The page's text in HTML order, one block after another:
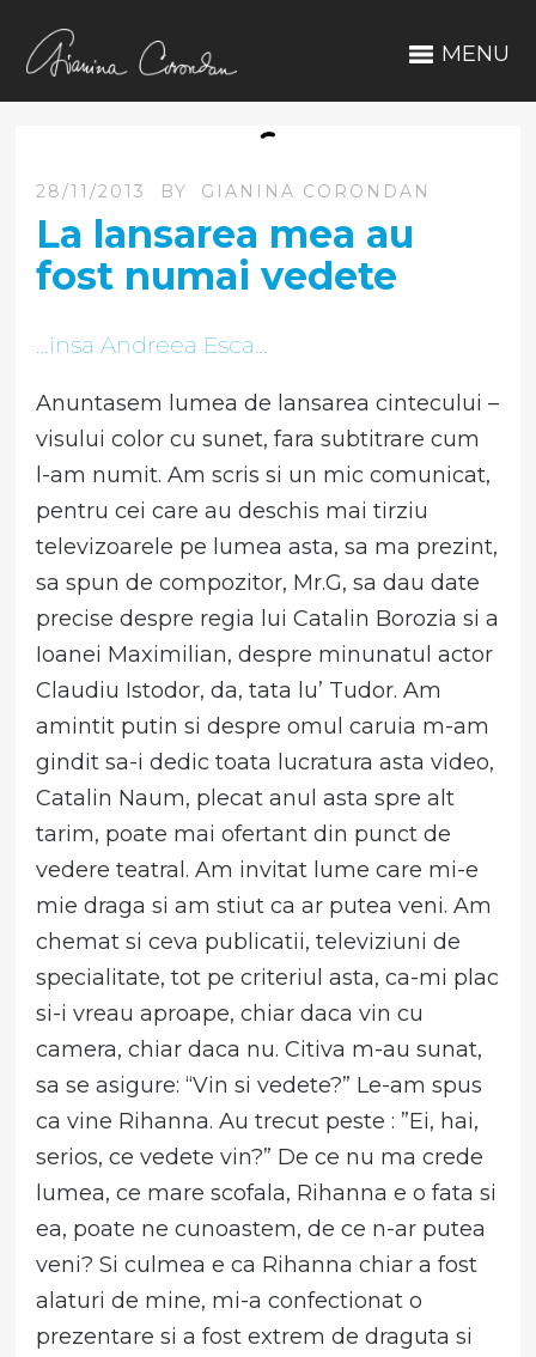
MENU
28/11/2013 BY GIANINA CORONDAN
La lansarea mea au
fost numai vedete
…insa Andreea Esca…
Anuntasem lumea de lansarea cintecului –
visului color cu sunet, fara subtitrare cum
l-am numit. Am scris si un mic comunicat,
pentru cei care au deschis mai tirziu
televizoarele pe lumea asta, sa ma prezint,
sa spun de compozitor, Mr.G, sa dau date
precise despre regia lui Catalin Borozia si a
Ioanei Maximilian, despre minunatul actor
Claudiu Istodor, da, tata lu’ Tudor. Am
amintit putin si despre omul caruia m-am
gindit sa-i dedic toata lucratura asta video,
Catalin Naum, plecat anul asta spre alt
tarim, poate mai ofertant din punct de
vedere teatral. Am invitat lume care mi-e
mie draga si am stiut ca ar putea veni. Am
chemat si ceva publicatii, televiziuni de
specialitate, tot pe criteriul asta, ca-mi plac
si-i vreau aproape, chiar daca vin cu
camera, chiar daca nu. Citiva m-au sunat,
sa se asigure: “Vin si vedete?” Le-am spus
ca vine Rihanna. Au trecut peste : ”Ei, hai,
serios, ce vedete vin?” De ce nu ma crede
lumea, ce mare scofala, Rihanna e o fata si
ea, poate ne cunoastem, de ce n-ar putea
veni? Si culmea e ca Rihanna chiar a fost
alaturi de mine, mi-a confectionat o
prezentare si a fost extrem de draguta si